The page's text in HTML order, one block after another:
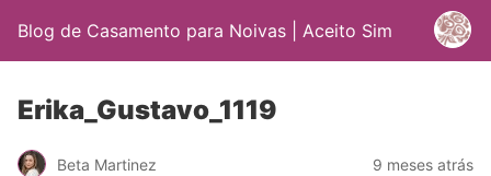
Blog de Casamento para Noivas | Aceito Sim
Erika_Gustavo_1119
Beta Martinez 9 meses atrás